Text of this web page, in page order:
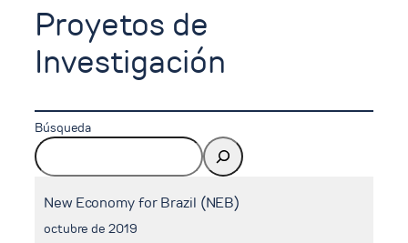
Proyetos de
Investigación
Búsqueda
New Economy for Brazil (NEB)
octubre de 2019